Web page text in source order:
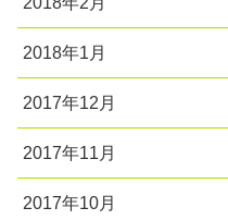
2018年1月
2017年12月
2017年11月
2017年10月